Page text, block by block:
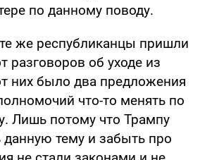
по данному поводу.
же республиканцы пришли
разговоров об уходе из
них было два предложения
что-то менять по
Лишь потому что Трампу
данную тему и забыть про